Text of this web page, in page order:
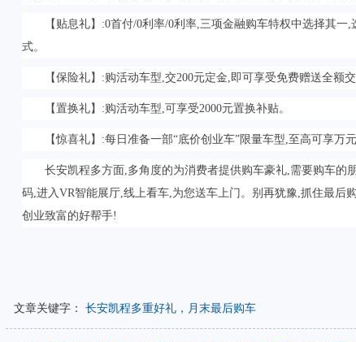
【贴息礼】:0首付/0利率/0利率,三项金融购车特权中选择其一
式。
【保险礼】:购活动车型,交200元定金,即可享受免费赠送全额交
【置换礼】:购活动车型,可享受2000元置换补贴。
【惊喜礼】:每日准备一部“底价创业车”限量车型,至高可享万元
长安凯程多方面,多角度的为消费者提供购车豪礼,需要购车的
码,进入VR智能展厅,线上看车,为您送车上门。别再犹豫,抓住最后
创业致富的好帮手!
文章关键字： 长安凯程多重好礼，月末最后购车